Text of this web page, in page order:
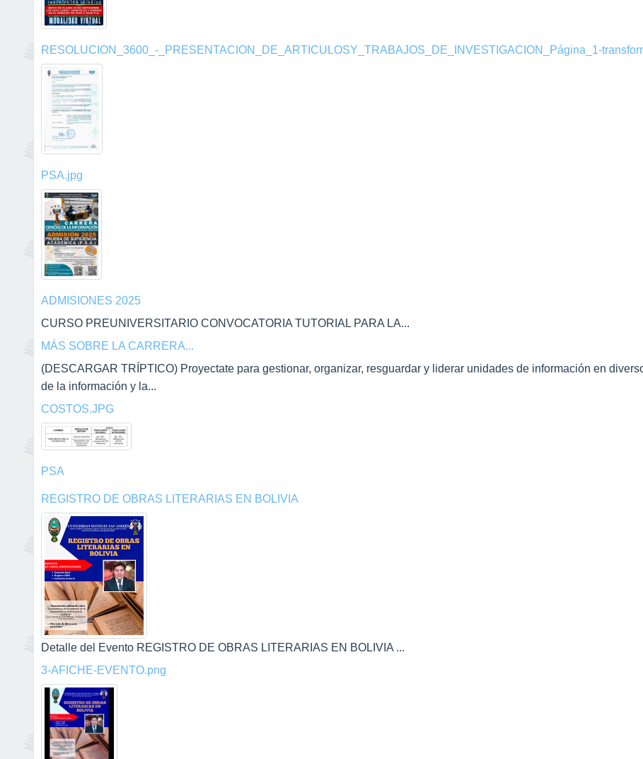
RESOLUCION_3600_-_PRESENTACION_DE_ARTICULOSY_TRABAJOS_DE_INVESTIGACION_Página_1-
PSA.jpg
ADMISIONES 2025
CURSO PREUNIVERSITARIO CONVOCATORIA TUTORIAL PARA LA...
MÁS SOBRE LA CARRERA...
(DESCARGAR TRÍPTICO) Proyectate para gestionar, organizar, resguardar y liderar unidades de información en
de la información y la...
COSTOS.JPG
PSA
REGISTRO DE OBRAS LITERARIAS EN BOLIVIA
Detalle del Evento REGISTRO DE OBRAS LITERARIAS EN BOLIVIA ...
3-AFICHE-EVENTO.png